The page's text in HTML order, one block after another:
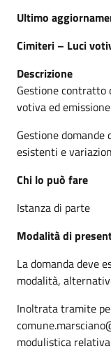
Ultimo
Cimiteri – Luci
Descrizione
Gestione contratto
votiva ed
Gestione
esistenti e
Chi lo può fare
Istanza di parte
Modalità di
La domanda deve
modalità,
Inoltrata tramite
modulistica